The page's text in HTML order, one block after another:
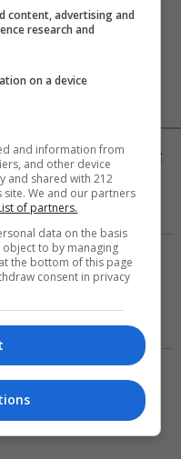
5 μαγαζιά που κάνουν τις
λίγο πιο κοντά
“Παραξενιά” είναι η
να διαφέρουμε
η TV παίζει σε…
content, advertising and
research and
on a device
and information from
and other device
and shared with 212
We and our partners
of partners.
data on the basis
to by managing
the bottom of this page
consent in privacy